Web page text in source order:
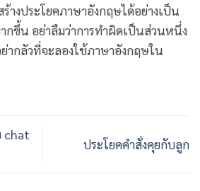
างประโยคภาษาอังกฤษได้อย่างเป็น
กขึ้น อย่าลืมว่าการทำผิดเป็นส่วนหนึ่ง
ากลัวที่จะลองใช้ภาษาอังกฤษใน
chat
ประโยคคำสั่งคุยกับลูก